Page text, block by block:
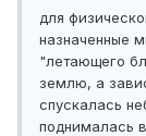
для
назначенные
"летающего
землю, а
спускалась
поднималась